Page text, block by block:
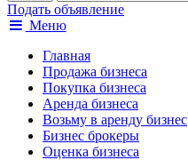
Подать объявление
Меню
Главная
Продажа бизнеса
Покупка бизнеса
Аренда бизнеса
Возьму в аренду бизнес
Бизнес брокеры
Оценка бизнеса